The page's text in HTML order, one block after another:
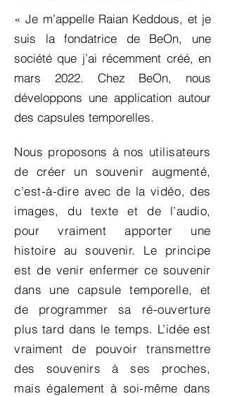
«Je m’appelle Raian Keddous, et je
suis la fondatrice de BeOn, une
société que j’ai récemment créé, en
mars 2022. Chez BeOn, nous
développons une application autour
des capsules temporelles.
Nous proposons à nos utilisateurs
de créer un souvenir augmenté,
c’est-à-dire avec de la vidéo, des
images, du texte et de l’audio,
pour vraiment apporter une
histoire au souvenir. Le principe
est de venir enfermer ce souvenir
dans une capsule temporelle, et
de programmer sa ré-ouverture
plus tard dans le temps. L’idée est
vraiment de pouvoir transmettre
des souvenirs à ses proches,
mais également à soi-même dans